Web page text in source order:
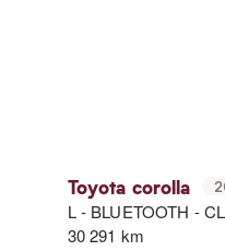
Toyota corolla
L - BLUETOOTH -
30 291 km